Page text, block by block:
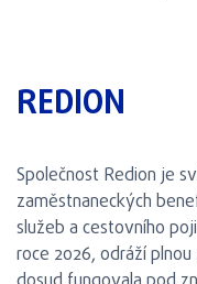
REDION
Společnost Redion je
zaměstnaneckých
služeb a cestovního
roce 2026, odráží